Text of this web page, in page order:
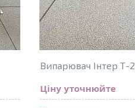
Випарювач Інтер Т-2
Ціну уточнюйте